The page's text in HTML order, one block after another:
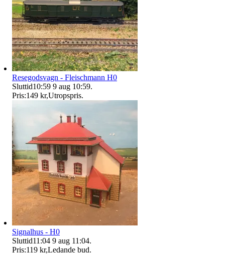
Resegodsvagn - Fleischmann H0
Sluttid10:59 9 aug 10:59.
Pris:149 kr,Utropspris.
Signalhus - H0
Sluttid11:04 9 aug 11:04.
Pris:119 kr,Ledande bud.